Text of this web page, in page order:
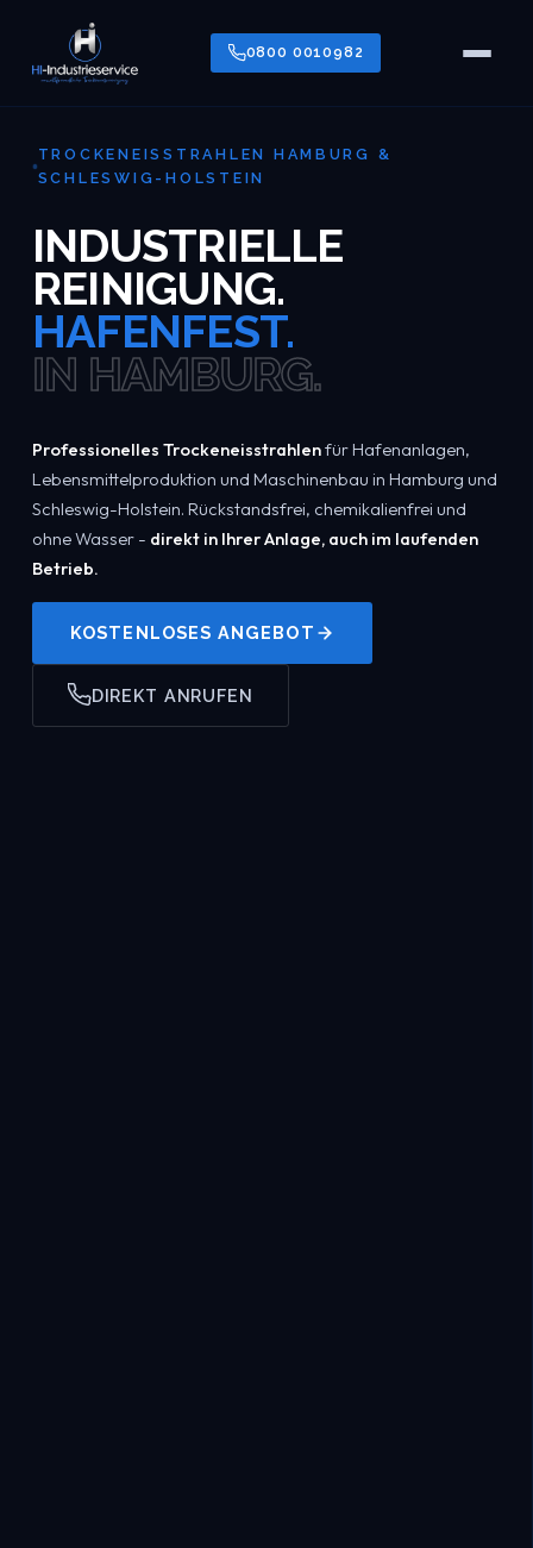
0800 0010982
TROCKENEISSTRAHLEN HAMBURG &
SCHLESWIG-HOLSTEIN
INDUSTRIELLE
REINIGUNG.
HAFENFEST.
IN HAMBURG.
Professionelles Trockeneisstrahlenfür Hafenanlagen,
Lebensmittelproduktion und Maschinenbau in Hamburg und
Schleswig-Holstein. Rückstandsfrei, chemikalienfrei und
ohne Wasser - direkt in Ihrer Anlage, auch im laufenden
Betrieb.
KOSTENLOSES ANGEBOT
DIREKT ANRUFEN